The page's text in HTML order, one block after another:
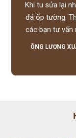
Khi tu sửa lại
đá ốp tường.
các bạn tư vấn
lượng
ÔNG LƯƠNG